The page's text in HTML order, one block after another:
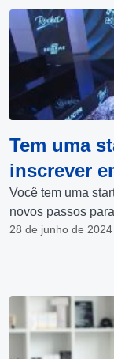
Tem uma
inscrever
Você tem uma
novos passos
28 de junho de